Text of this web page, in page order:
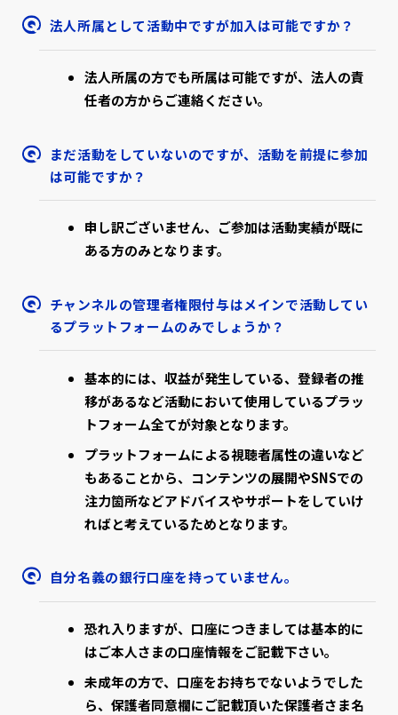
法人所属として活動中ですが加入は可能ですか？
法人所属の方でも所属は可能ですが、法人の責
任者の方からご連絡ください。
まだ活動をしていないのですが、活動を前提に参加
は可能ですか？
申し訳ございません、ご参加は活動実績が既に
ある方のみとなります。
チャンネルの管理者権限付与はメインで活動してい
るプラットフォームのみでしょうか？
基本的には、収益が発生している、登録者の推
移があるなど活動において使用しているプラッ
トフォーム全てが対象となります。
プラットフォームによる視聴者属性の違いなど
もあることから、コンテンツの展開やSNSでの
注力箇所などアドバイスやサポートをしていけ
ればと考えているためとなります。
自分名義の銀行口座を持っていません。
恐れ入りますが、口座につきましては基本的に
はご本人さまの口座情報をご記載下さい。
未成年の方で、口座をお持ちでないようでした
ら、保護者同意欄にご記載頂いた保護者さま名